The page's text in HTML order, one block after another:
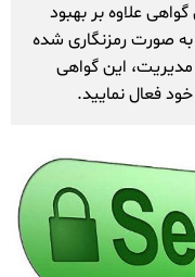
علاوه بر بهبود
به صورت رمزنگاری شده
این گواهی
فعال نمایید.